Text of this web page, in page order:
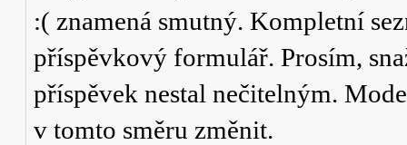
:( znamená smutný. Kompletní
příspěvkový formulář. Prosím,
příspěvek nestal nečitelným.
v tomto směru změnit.